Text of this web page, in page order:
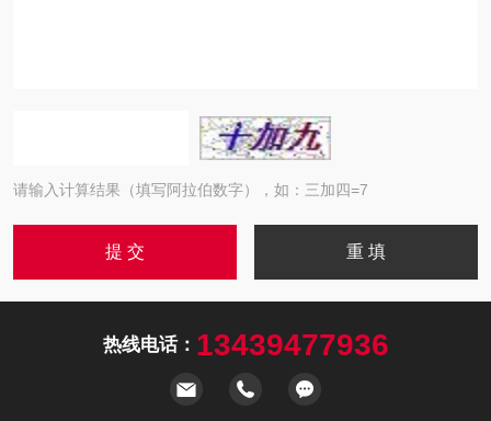
请输入计算结果（填写阿拉伯数字），如：三加四=7
热线电话： 13439477936